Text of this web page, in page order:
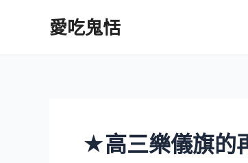
愛吃鬼恬
★高三樂儀旗的